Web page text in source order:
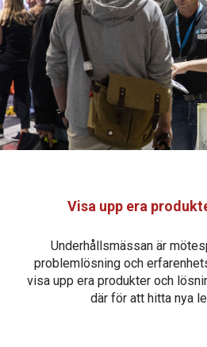
Visa upp era
Underhållsmässan är
problemlösning och
visa upp era produkter och
där för att hitta nya